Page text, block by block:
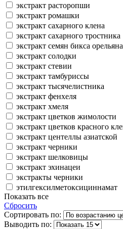
экстракт расторопши
экстракт ромашки
экстракт сахарного клена
экстракт сахарного тростника
экстракт семян бикса орельяна
экстракт солодки
экстракт стевии
экстракт тамбуриссы
экстракт тысячелистника
экстракт фенхеля
экстракт хмеля
экстракт цветков жимолости
экстракт цветков красного
экстракт центеллы азиатской
экстракт черники
экстракт шелковицы
экстракт эхинацеи
экстракты черники
этилгексилметоксициннамат
Показать все
Сбросить
Сортировать по:
Выводить по: